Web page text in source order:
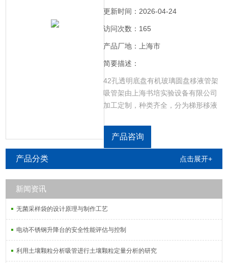
更新时间：2026-04-24
访问次数：165
产品厂地：上海市
简要描述：
42孔透明底盘有机玻璃圆盘移液管架
吸管架由上海书培实验设备有限公司
加工定制，种类齐全，分为梯形移液
定制各种有机玻璃制品。
产品咨询
产品分类 点击展开+
新闻资讯
无菌采样袋的设计原理与制作工艺
电动不锈钢升降台的安全性能评估与控制
利用土壤颗粒分析吸管进行土壤颗粒定量分析的研究